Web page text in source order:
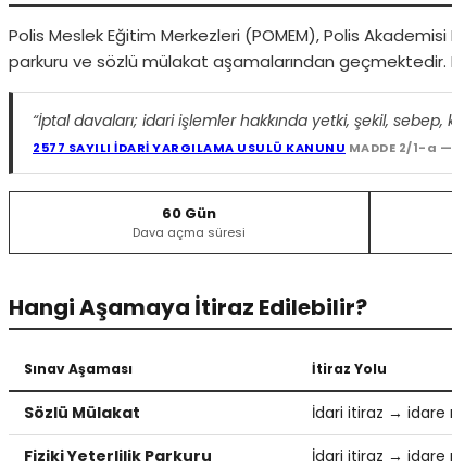
Polis Meslek Eğitim Merkezleri (POMEM), Polis
parkuru ve sözlü mülakat aşamalarından geçmektedir.
“İptal davaları; idari işlemler hakkında yetki, şekil,
2577 SAYILI İDARİ YARGILAMA USULÜ KANUNU MADDE 2/1-a —
60 Gün
Dava açma süresi
Hangi Aşamaya İtiraz Edilebilir?
Sınav Aşaması İtiraz Yolu
Sözlü Mülakat İdari itiraz → idare
Fiziki Yeterlilik Parkuru
İdari itiraz → idare